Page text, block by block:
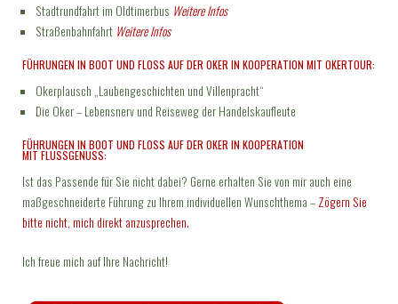
Stadtrundfahrt im Oldtimerbus Weitere Infos
Straßenbahnfahrt Weitere Infos
FÜHRUNGEN IN BOOT UND FLOSS AUF DER OKER IN KOOPERATION MIT OKERTOUR:
Okerplausch „Laubengeschichten und Villenpracht“
Die Oker – Lebensnerv und Reiseweg der Handelskaufleute
FÜHRUNGEN IN BOOT UND FLOSS AUF DER OKER IN KOOPERATION M
IT FLUSSGENUSS:
Ist das Passende für Sie nicht dabei? Gerne erhalten Sie von mir auch eine
maßgeschneiderte Führung zu Ihrem individuellen Wunschthema – Zögern Sie
bitte nicht, mich direkt anzusprechen.
Ich freue mich auf Ihre Nachricht!